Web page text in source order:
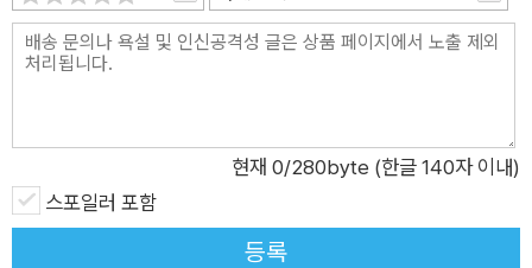
담긴 문장이, 꽤 읽을 만한 단정한 문장들로 이루어진 한 편의 글
이 되어 있을 겁니다. 글을 '못 쓰는 사람', 한 편의 글을 완성하는
을 시작해 보세요. 무엇보다 '반복 연습'이 가장 중요하다는 것을
잊지 마시고요.
현재 0/280byte (한글 140자 이내)
스포일러 포함
등록